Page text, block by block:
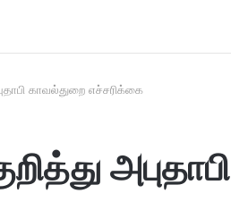
காவல்துறை எச்சரிக்கை
அபுதாபி